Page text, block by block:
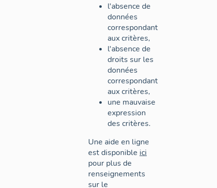
l'absence de
données
correspondant
aux critères,
l'absence de
droits sur les
données
correspondant
aux critères,
une mauvaise
expression
des critères.
Une aide en ligne
est disponible ici
pour plus de
renseignements
sur le